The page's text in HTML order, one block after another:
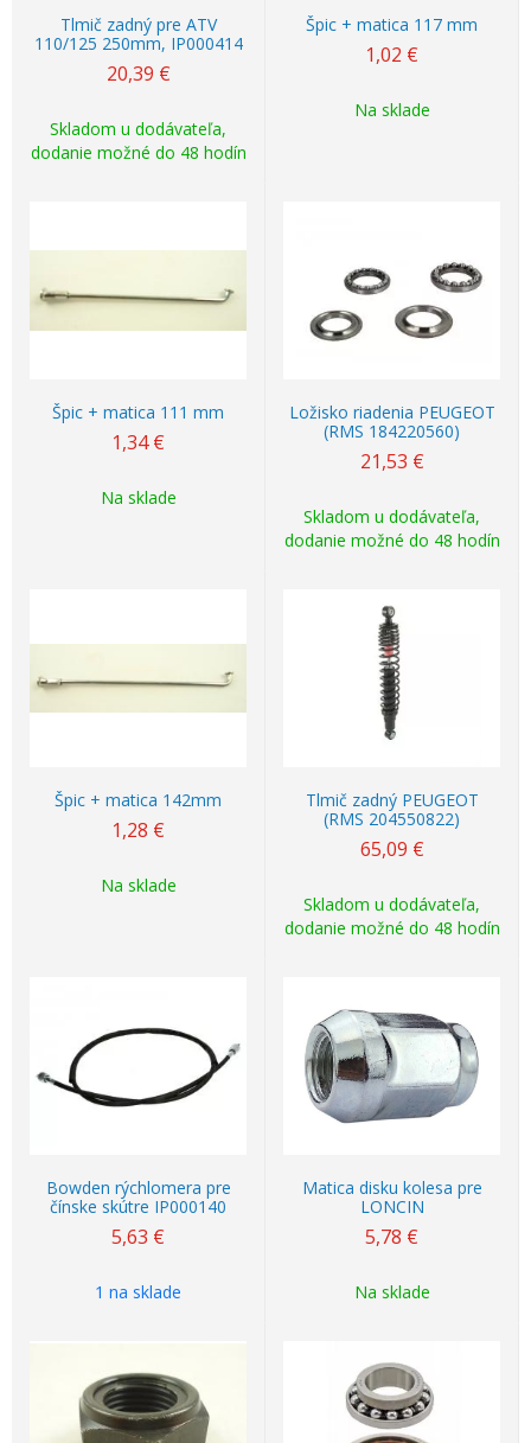
Tlmič zadný pre ATV
110/125 250mm, IP000414
20,39 €
Skladom u dodávateľa,
dodanie možné do 48 hodín
Špic + matica 117 mm
1,02 €
Na sklade
Špic + matica 111 mm
1,34 €
Na sklade
Ložisko riadenia PEUGEOT
(RMS 184220560)
21,53 €
Skladom u dodávateľa,
dodanie možné do 48 hodín
Špic + matica 142mm
1,28 €
Na sklade
Tlmič zadný PEUGEOT
(RMS 204550822)
65,09 €
Skladom u dodávateľa,
dodanie možné do 48 hodín
Bowden rýchlomera pre
čínske skútre IP000140
5,63 €
1 na sklade
Matica disku kolesa pre
LONCIN
5,78 €
Na sklade